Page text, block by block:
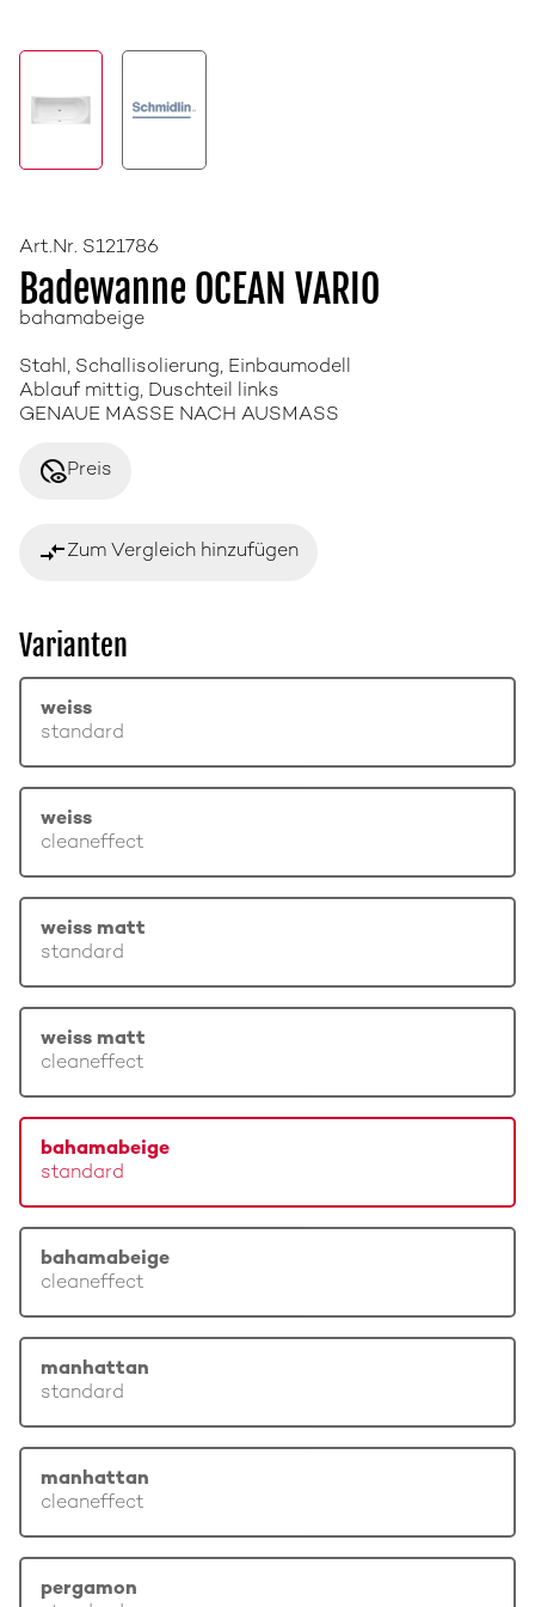
Art.Nr. S121786
Badewanne OCEAN VARIO
bahamabeige
Stahl, Schallisolierung, Einbaumodell
Ablauf mittig, Duschteil links
GENAUE MASSE NACH AUSMASS
disabled_visiblePreis
compare_arrowsZum Vergleich hinzufügen
Varianten
weiss
standard
weiss
cleaneffect
weiss matt
standard
weiss matt
cleaneffect
bahamabeige
standard
bahamabeige
cleaneffect
manhattan
standard
manhattan
cleaneffect
pergamon